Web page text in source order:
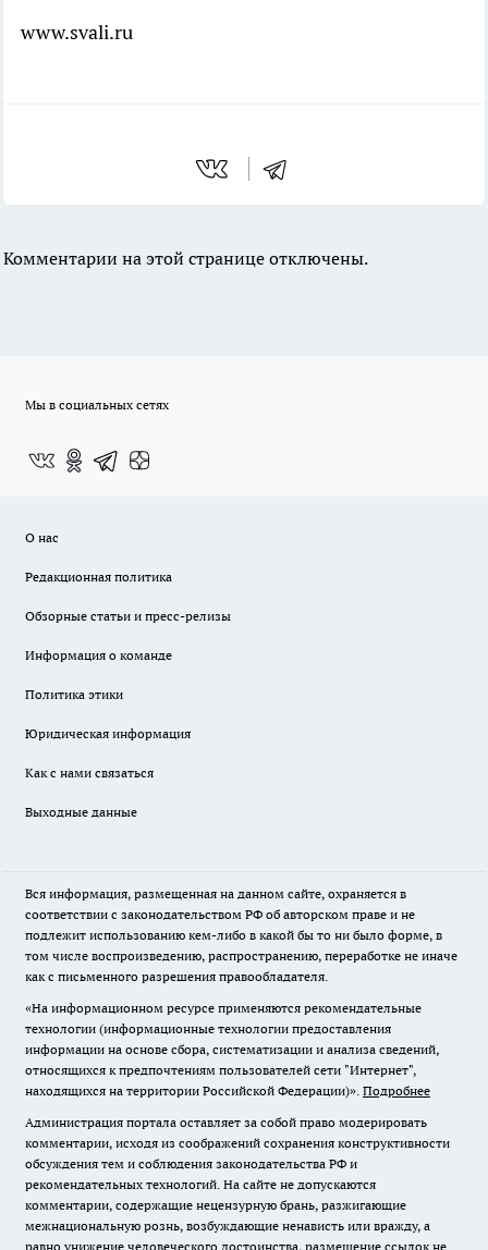
www.svali.ru
Комментарии на этой странице отключены.
Мы в социальных сетях
О нас
Редакционная политика
Обзорные статьи и пресс-релизы
Информация о команде
Политика этики
Юридическая информация
Как с нами связаться
Выходные данные
Вся информация, размещенная на данном сайте, охраняется в
соответствии с законодательством РФ об авторском праве и не
подлежит использованию кем-либо в какой бы то ни было форме, в
том числе воспроизведению, распространению, переработке не иначе
как с письменного разрешения правообладателя.
«На информационном ресурсе применяются рекомендательные
технологии (информационные технологии предоставления
информации на основе сбора, систематизации и анализа сведений,
относящихся к предпочтениям пользователей сети "Интернет",
находящихся на территории Российской Федерации)». Подробнее
Администрация портала оставляет за собой право модерировать
комментарии, исходя из соображений сохранения конструктивности
обсуждения тем и соблюдения законодательства РФ и
рекомендательных технологий. На сайте не допускаются
комментарии, содержащие нецензурную брань, разжигающие
межнациональную рознь, возбуждающие ненависть или вражду, а
равно унижение человеческого достоинства, размещение ссылок не